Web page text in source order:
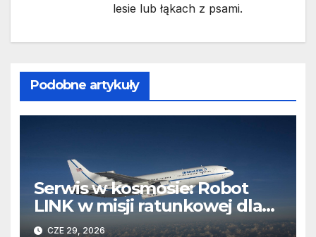
lesie lub łąkach z psami.
Podobne artykuły
Serwis w kosmosie: Robot
LINK w misji ratunkowej dla
obserwatorium Swift
CZE 29, 2026